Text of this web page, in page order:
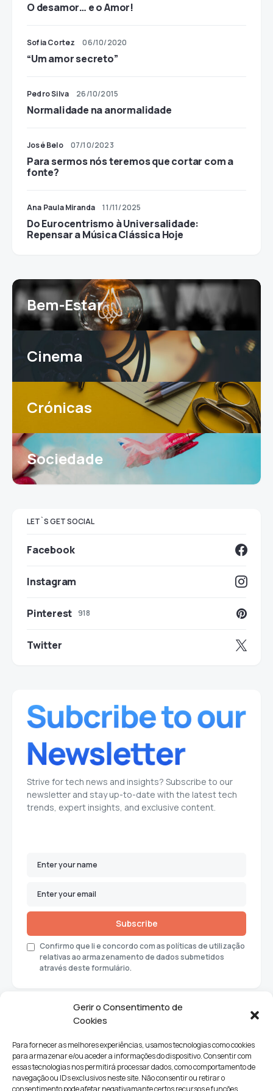
Gerir o Consentimento de
Cookies
Para fornecer as melhores experiências, usamos tecnologias como cookies
para armazenar e/ou aceder a informações do dispositivo. Consentir com
essas tecnologias nos permitirá processar dados, como comportamento de
navegação ou IDs exclusivos neste site. Não consentir ou retirar o
consentimento pode afetar negativamante certos recursos e funções.
O desamor… e o Amor!
Sofia Cortez 06/10/2020
“Um amor secreto”
Pedro Silva 26/10/2015
Normalidade na anormalidade
José Belo 07/10/2023
Para sermos nós teremos que cortar com a
fonte?
Ana Paula Miranda 11/11/2025
Do Eurocentrismo à Universalidade:
Repensar a Música Clássica Hoje
Bem-Estar
Cinema
Crónicas
Sociedade
LET`S GET SOCIAL
Facebook
Instagram
Pinterest 918
Twitter
Strive for tech news and insights? Subscribe to our
newsletter and stay up-to-date with the latest tech
trends, expert insights, and exclusive content.
Subscribe
Confirmo que li e concordo com as políticas de utilização
relativas ao armazenamento de dados submetidos
através deste formulário.